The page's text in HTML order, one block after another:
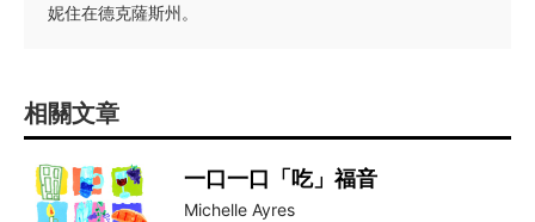
妮住在德克薩斯州。
相關文章
一口一口「吃」福音
Michelle Ayres